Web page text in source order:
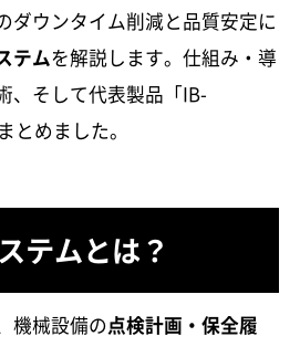
ダウンタイム削減と品質安定に
テムを解説します。仕組み・導
、そして代表製品「IB-
とめました。
テムとは？
機械設備の点検計画・保全履